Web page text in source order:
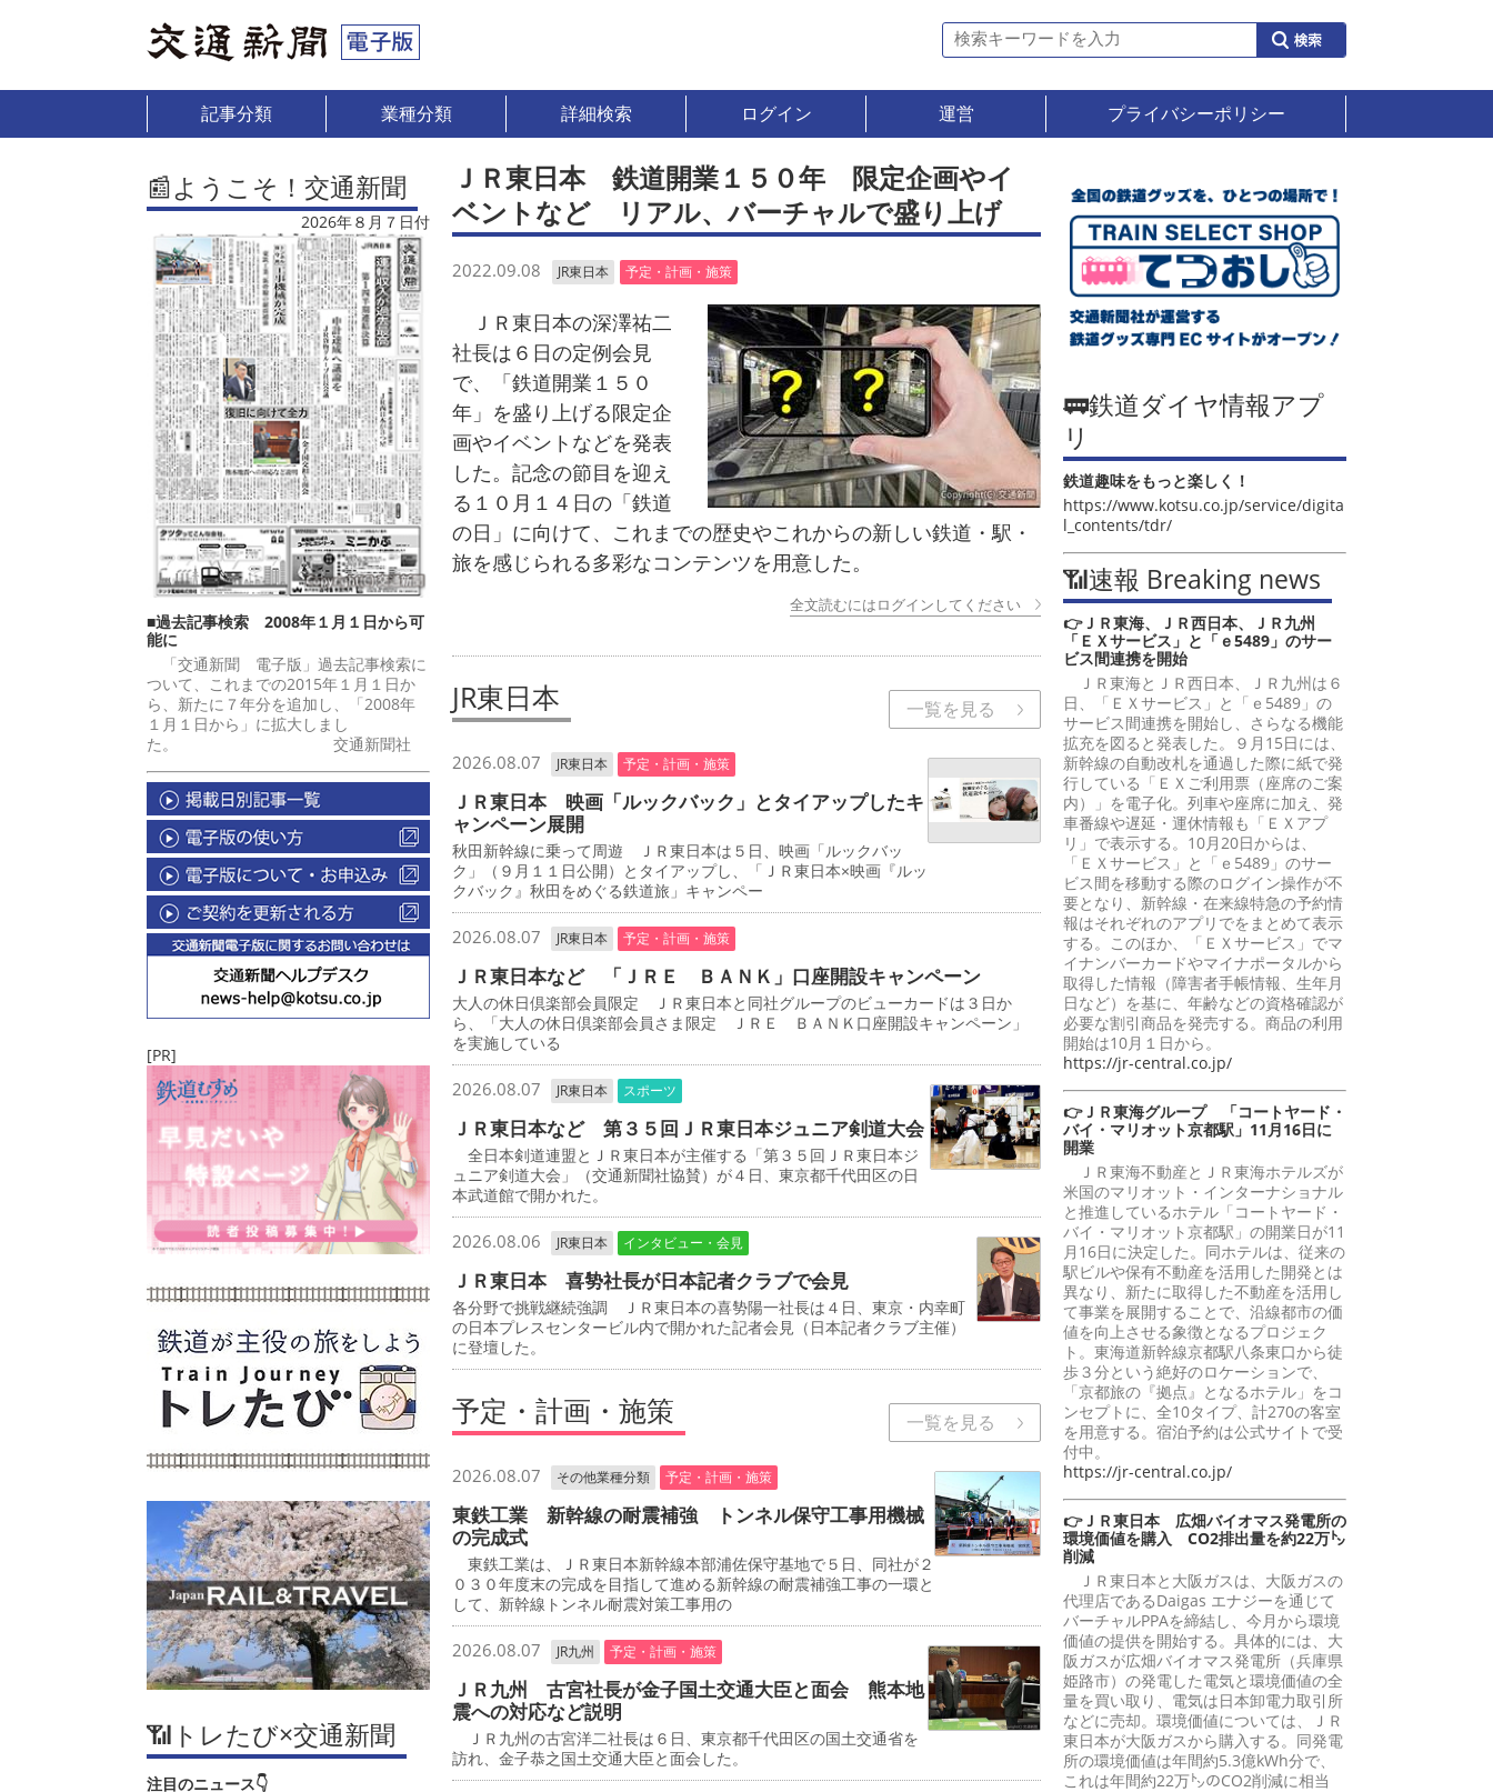
記事分類 業種分類 詳細検索 ログイン 運営 プライバシーポリシー
📰ようこそ！交通新聞
2026年８月７日付
■過去記事検索 2008年１月１日から可
能に
「交通新聞 電子版」過去記事検索に
ついて、これまでの2015年１月１日か
ら、新たに７年分を追加し、「2008年
１月１日から」に拡大しまし
た。 交通新聞社
[PR]
📶トレたび×交通新聞
注目のニュース👇
ＪＲ東日本 鉄道開業１５０年 限定企画やイ
ベントなど リアル、バーチャルで盛り上げ
2022.09.08 JR東日本 予定・計画・施策
ＪＲ東日本の深澤祐二
社長は６日の定例会見
で、「鉄道開業１５０
年」を盛り上げる限定企
画やイベントなどを発表
した。記念の節目を迎え
る１０月１４日の「鉄道
の日」に向けて、これまでの歴史やこれからの新しい鉄道・駅・
旅を感じられる多彩なコンテンツを用意した。
全文読むにはログインしてください
JR東日本 一覧を見る
2026.08.07 JR東日本 予定・計画・施策
ＪＲ東日本 映画「ルックバック」とタイアップしたキ
ャンペーン展開
秋田新幹線に乗って周遊 ＪＲ東日本は５日、映画「ルックバッ
ク」（９月１１日公開）とタイアップし、「ＪＲ東日本×映画『ルッ
クバック』秋田をめぐる鉄道旅」キャンペー
2026.08.07 JR東日本 予定・計画・施策
ＪＲ東日本など 「ＪＲＥ ＢＡＮＫ」口座開設キャンペーン
大人の休日倶楽部会員限定 ＪＲ東日本と同社グループのビューカードは３日か
ら、「大人の休日倶楽部会員さま限定 ＪＲＥ ＢＡＮＫ口座開設キャンペーン」
を実施している
2026.08.07 JR東日本 スポーツ
ＪＲ東日本など 第３５回ＪＲ東日本ジュニア剣道大会
全日本剣道連盟とＪＲ東日本が主催する「第３５回ＪＲ東日本ジ
ュニア剣道大会」（交通新聞社協賛）が４日、東京都千代田区の日
本武道館で開かれた。
2026.08.06 JR東日本 インタビュー・会見
ＪＲ東日本 喜㔟社長が日本記者クラブで会見
各分野で挑戦継続強調 ＪＲ東日本の喜㔟陽一社長は４日、東京・内幸町
の日本プレスセンタービル内で開かれた記者会見（日本記者クラブ主催）
に登壇した。
予定・計画・施策 一覧を見る
2026.08.07 その他業種分類 予定・計画・施策
東鉄工業 新幹線の耐震補強 トンネル保守工事用機械
の完成式
東鉄工業は、ＪＲ東日本新幹線本部浦佐保守基地で５日、同社が２
０３０年度末の完成を目指して進める新幹線の耐震補強工事の一環と
して、新幹線トンネル耐震対策工事用の
2026.08.07 JR九州 予定・計画・施策
ＪＲ九州 古宮社長が金子国土交通大臣と面会 熊本地
震への対応など説明
ＪＲ九州の古宮洋二社長は６日、東京都千代田区の国土交通省を
訪れ、金子恭之国土交通大臣と面会した。
🚃鉄道ダイヤ情報アプ
リ
鉄道趣味をもっと楽しく！
https://www.kotsu.co.jp/service/digita
l_contents/tdr/
📶速報 Breaking news
👉ＪＲ東海、ＪＲ西日本、ＪＲ九州
「ＥＸサービス」と「ｅ5489」のサー
ビス間連携を開始
ＪＲ東海とＪＲ西日本、ＪＲ九州は６
日、「ＥＸサービス」と「ｅ5489」の
サービス間連携を開始し、さらなる機能
拡充を図ると発表した。９月15日には、
新幹線の自動改札を通過した際に紙で発
行している「ＥＸご利用票（座席のご案
内）」を電子化。列車や座席に加え、発
車番線や遅延・運休情報も「ＥＸアプ
リ」で表示する。10月20日からは、
「ＥＸサービス」と「ｅ5489」のサー
ビス間を移動する際のログイン操作が不
要となり、新幹線・在来線特急の予約情
報はそれぞれのアプリでをまとめて表示
する。このほか、「ＥＸサービス」でマ
イナンバーカードやマイナポータルから
取得した情報（障害者手帳情報、生年月
日など）を基に、年齢などの資格確認が
必要な割引商品を発売する。商品の利用
開始は10月１日から。
https://jr-central.co.jp/
👉ＪＲ東海グループ 「コートヤード・
バイ・マリオット京都駅」11月16日に
開業
ＪＲ東海不動産とＪＲ東海ホテルズが
米国のマリオット・インターナショナル
と推進しているホテル「コートヤード・
バイ・マリオット京都駅」の開業日が11
月16日に決定した。同ホテルは、従来の
駅ビルや保有不動産を活用した開発とは
異なり、新たに取得した不動産を活用し
て事業を展開することで、沿線都市の価
値を向上させる象徴となるプロジェク
ト。東海道新幹線京都駅八条東口から徒
歩３分という絶好のロケーションで、
「京都旅の『拠点』となるホテル」をコ
ンセプトに、全10タイプ、計270の客室
を用意する。宿泊予約は公式サイトで受
付中。
https://jr-central.co.jp/
👉ＪＲ東日本 広畑バイオマス発電所の
環境価値を購入 CO2排出量を約22万㌧
削減
ＪＲ東日本と大阪ガスは、大阪ガスの
代理店であるDaigas エナジーを通じて
バーチャルPPAを締結し、今月から環境
価値の提供を開始する。具体的には、大
阪ガスが広畑バイオマス発電所（兵庫県
姫路市）の発電した電気と環境価値の全
量を買い取り、電気は日本卸電力取引所
などに売却。環境価値については、ＪＲ
東日本が大阪ガスから購入する。同発電
所の環境価値は年間約5.3億kWh分で、
これは年間約22万㌧のCO2削減に相当